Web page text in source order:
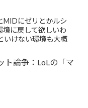
MIDにゼリとかルシ
境に戻して欲しいわ
いけない環境も大概
ト論争：LoLの「マ